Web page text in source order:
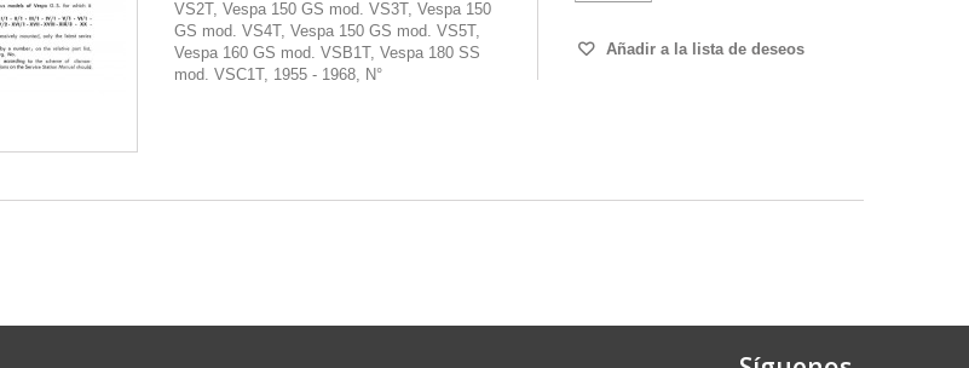
VS2T, Vespa 150 GS mod. VS3T, Vespa 150
GS mod. VS4T, Vespa 150 GS mod. VS5T,
Vespa 160 GS mod. VSB1T, Vespa 180 SS
mod. VSC1T, 1955 - 1968, N°
Añadir a la lista de deseos